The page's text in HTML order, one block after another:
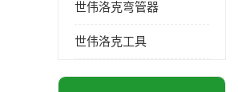
世伟洛克弯管器
世伟洛克工具